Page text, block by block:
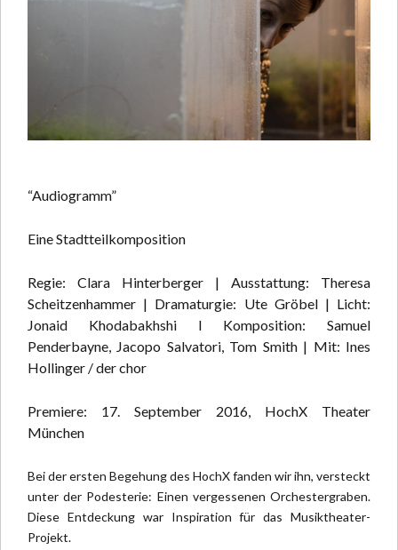
“Audiogramm”
Eine Stadtteilkomposition
Regie: Clara Hinterberger | Ausstattung: Theresa
Scheitzenhammer | Dramaturgie: Ute Gröbel | Licht:
Jonaid Khodabakhshi I Komposition: Samuel
Penderbayne, Jacopo Salvatori, Tom Smith | Mit: Ines
Hollinger / der chor
Premiere: 17. September 2016, HochX Theater
München
Bei der ersten Begehung des HochX fanden wir ihn, versteckt
unter der Podesterie: Einen vergessenen Orchestergraben.
Diese Entdeckung war Inspiration für das Musiktheater-
Projekt.